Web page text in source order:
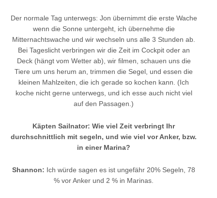
Der normale Tag unterwegs: Jon übernimmt die erste Wache
wenn die Sonne untergeht, ich übernehme die
Mitternachtswache und wir wechseln uns alle 3 Stunden ab.
Bei Tageslicht verbringen wir die Zeit im Cockpit oder an
Deck (hängt vom Wetter ab), wir filmen, schauen uns die
Tiere um uns herum an, trimmen die Segel, und essen die
kleinen Mahlzeiten, die ich gerade so kochen kann. (Ich
koche nicht gerne unterwegs, und ich esse auch nicht viel
auf den Passagen.)
Käpten Sailnator: Wie viel Zeit verbringt Ihr
durchschnittlich mit segeln, und wie viel vor Anker, bzw.
in einer Marina?
Shannon: Ich würde sagen es ist ungefähr 20% Segeln, 78
% vor Anker und 2 % in Marinas.